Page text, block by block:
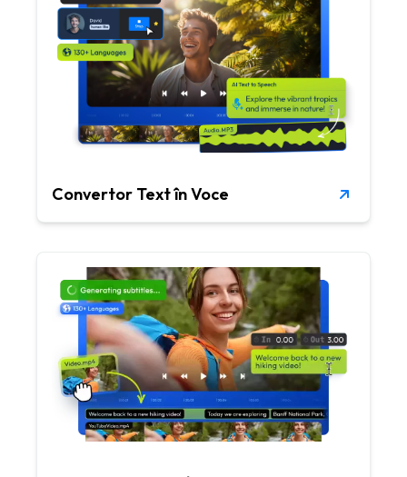
Convertor Text în Voce